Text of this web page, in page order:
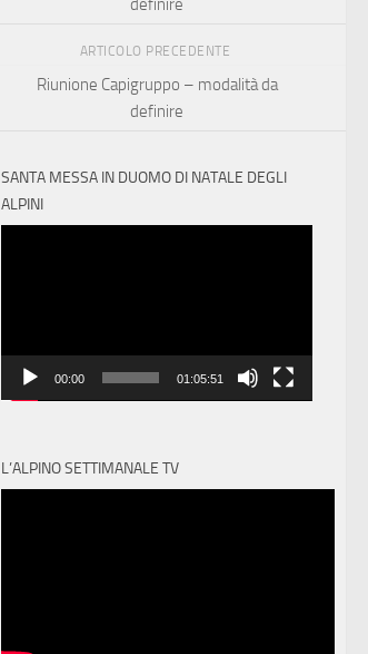
definire
ARTICOLO PRECEDENTE
Riunione Capigruppo – modalità da
definire
SANTA MESSA IN DUOMO DI NATALE DEGLI
ALPINI
00:00 01:05:51
L’ALPINO SETTIMANALE TV